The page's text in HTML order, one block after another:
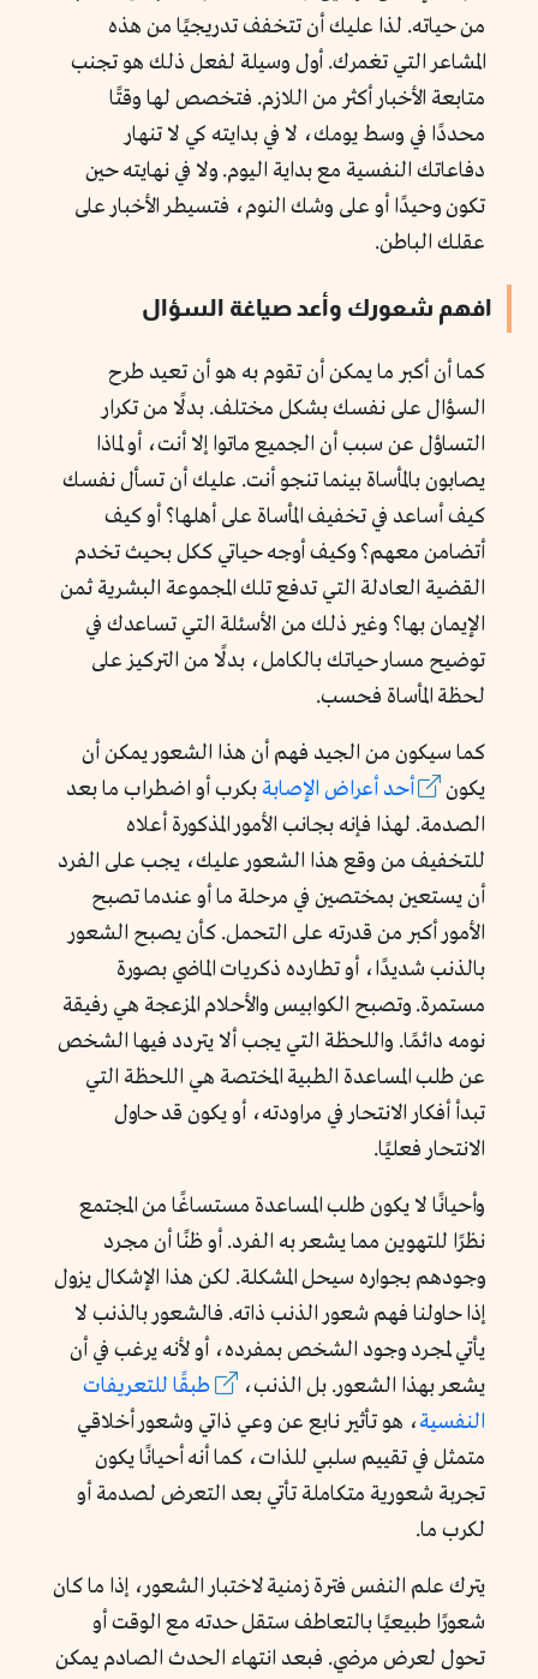
من حياته. لذا عليك أن تتخفف تدريجيًا من هذه
المشاعر التي تغمرك. أول وسيلة لفعل ذلك هو تجنب
متابعة الأخبار أكثر من اللازم. فتخصص لها وقتًا
محددًا في وسط يومك، لا في بدايته كي لا تنهار
دفاعاتك النفسية مع بداية اليوم. ولا في نهايته حين
تكون وحيدًا أو على وشك النوم، فتسيطر الأخبار على
عقلك الباطن.
افهم شعورك وأعد صياغة السؤال
كما أن أكبر ما يمكن أن تقوم به هو أن تعيد طرح
السؤال على نفسك بشكل مختلف. بدلًا من تكرار
التساؤل عن سبب أن الجميع ماتوا إلا أنت، أو لماذا
يصابون بالمأساة بينما تنجو أنت. عليك أن تسأل نفسك
كيف أساعد في تخفيف المأساة على أهلها؟ أو كيف
أتضامن معهم؟ وكيف أوجه حياتي ككل بحيث تخدم
القضية العادلة التي تدفع تلك المجموعة البشرية ثمن
الإيمان بها؟ وغير ذلك من الأسئلة التي تساعدك في
توضيح مسار حياتك بالكامل، بدلًا من التركيز على
لحظة المأساة فحسب.
كما سيكون من الجيد فهم أن هذا الشعور يمكن أن
يكون
أحد أعراض الإصابة بكرب أو اضطراب ما بعد
الصدمة. لهذا فإنه بجانب الأمور المذكورة أعلاه
للتخفيف من وقع هذا الشعور عليك، يجب على الفرد
أن يستعين بمختصين في مرحلة ما أو عندما تصبح
الأمور أكبر من قدرته على التحمل. كأن يصبح الشعور
بالذنب شديدًا، أو تطارده ذكريات الماضي بصورة
مستمرة. وتصبح الكوابيس والأحلام المزعجة هي رفيقة
نومه دائمًا. واللحظة التي يجب ألا يتردد فيها الشخص
عن طلب المساعدة الطبية المختصة هي اللحظة التي
تبدأ أفكار الانتحار في مراودته، أو يكون قد حاول
الانتحار فعليًا.
وأحيانًا لا يكون طلب المساعدة مستساغًا من المجتمع
نظرًا للتهوين مما يشعر به الفرد. أو ظنًا أن مجرد
وجودهم بجواره سيحل المشكلة. لكن هذا الإشكال يزول
إذا حاولنا فهم شعور الذنب ذاته. فالشعور بالذنب لا
يأتي لمجرد وجود الشخص بمفرده، أو لأنه يرغب في أن
يشعر بهذا الشعور. بل الذنب،
طبقًا للتعريفات
النفسية، هو تأثير نابع عن وعي ذاتي وشعور أخلاقي
متمثل في تقييم سلبي للذات، كما أنه أحيانًا يكون
تجربة شعورية متكاملة تأتي بعد التعرض لصدمة أو
لكرب ما.
يترك علم النفس فترة زمنية لاختبار الشعور، إذا ما كان
شعورًا طبيعيًا بالتعاطف ستقل حدته مع الوقت أو
تحول لعرض مرضي. فبعد انتهاء الحدث الصادم يمكن